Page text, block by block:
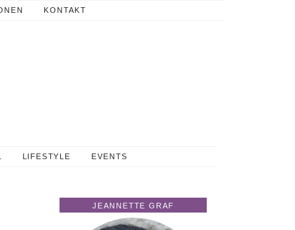
KONTAKT
LIFESTYLE EVENTS
JEANNETTE GRAF